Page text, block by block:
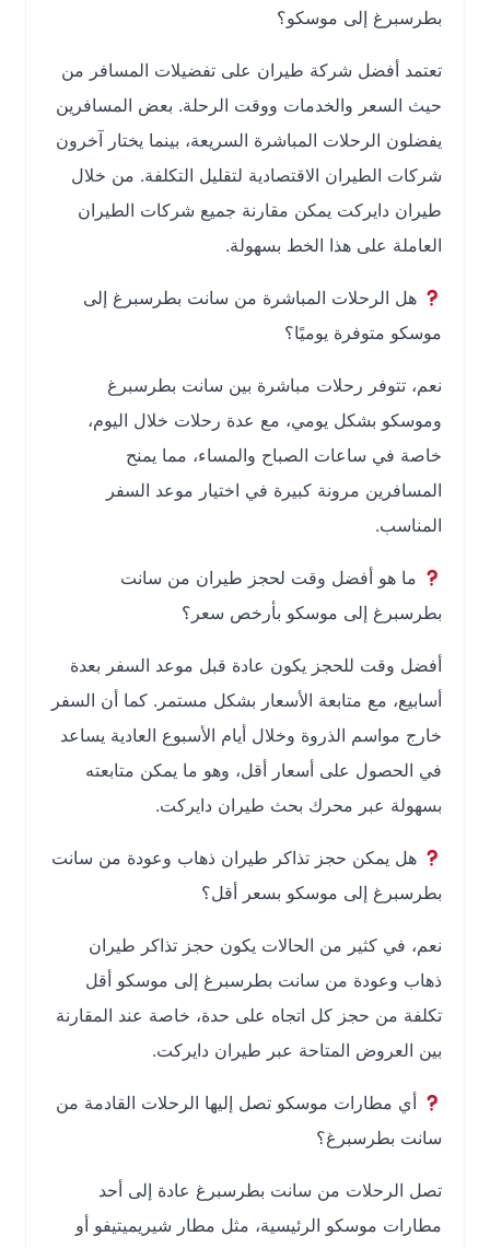
بطرسبرغ إلى موسكو؟
تعتمد أفضل شركة طيران على تفضيلات المسافر من
حيث السعر والخدمات ووقت الرحلة. بعض المسافرين
يفضلون الرحلات المباشرة السريعة، بينما يختار آخرون
شركات الطيران الاقتصادية لتقليل التكلفة. من خلال
طيران دايركت يمكن مقارنة جميع شركات الطيران
العاملة على هذا الخط بسهولة.
هل الرحلات المباشرة من سانت بطرسبرغ إلى
موسكو متوفرة يوميًا؟
نعم، تتوفر رحلات مباشرة بين سانت بطرسبرغ
وموسكو بشكل يومي، مع عدة رحلات خلال اليوم،
خاصة في ساعات الصباح والمساء، مما يمنح
المسافرين مرونة كبيرة في اختيار موعد السفر
المناسب.
ما هو أفضل وقت لحجز طيران من سانت
بطرسبرغ إلى موسكو بأرخص سعر؟
أفضل وقت للحجز يكون عادة قبل موعد السفر بعدة
أسابيع، مع متابعة الأسعار بشكل مستمر. كما أن السفر
خارج مواسم الذروة وخلال أيام الأسبوع العادية يساعد
في الحصول على أسعار أقل، وهو ما يمكن متابعته
بسهولة عبر محرك بحث طيران دايركت.
هل يمكن حجز تذاكر طيران ذهاب وعودة من سانت
بطرسبرغ إلى موسكو بسعر أقل؟
نعم، في كثير من الحالات يكون حجز تذاكر طيران
ذهاب وعودة من سانت بطرسبرغ إلى موسكو أقل
تكلفة من حجز كل اتجاه على حدة، خاصة عند المقارنة
بين العروض المتاحة عبر طيران دايركت.
أي مطارات موسكو تصل إليها الرحلات القادمة من
سانت بطرسبرغ؟
تصل الرحلات من سانت بطرسبرغ عادة إلى أحد
مطارات موسكو الرئيسية، مثل مطار شيريميتيفو أو